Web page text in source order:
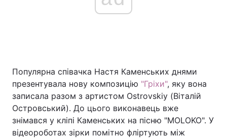
Головна
Україна Політика
Економіка Світ
Популярна співачка Настя Каменських днями
презентувала нову композицію "Гріхи", яку вона
записала разом з артистом Ostrovskiy (Віталій
Островський). До цього виконавець вже
знімався у кліпі Каменських на пісню "MOLOKO". У
відеороботах зірки помітно фліртують між